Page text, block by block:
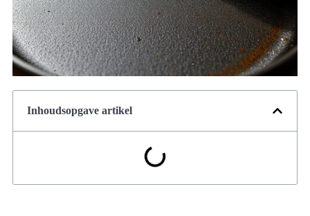
Inhoudsopgave artikel